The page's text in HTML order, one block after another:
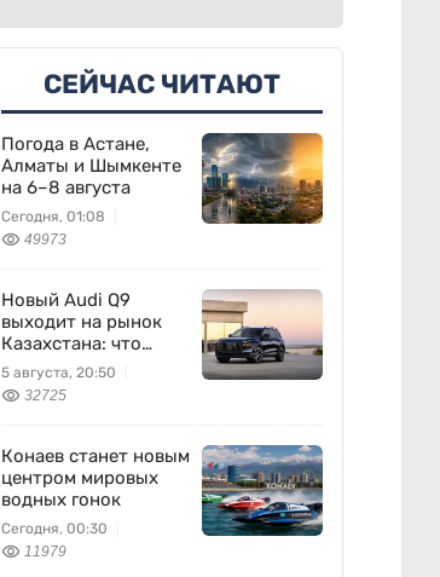
СЕЙЧАС ЧИТАЮТ
Погода в Астане,
Алматы и Шымкенте
на 6–8 августа
Сегодня, 01:08
49973
Новый Audi Q9
выходит на рынок
Казахстана: что
известно
5 августа, 20:50
32725
Конаев станет новым
центром мировых
водных гонок
Сегодня, 00:30
11979